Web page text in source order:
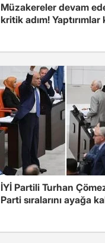
Müzakereler devam
kritik adım! Yaptırımlar
İYİ Partili Turhan
Parti sıralarını ayağa